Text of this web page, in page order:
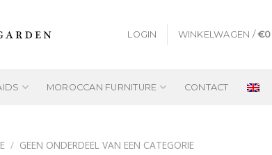
LOGIN WINKELWAGEN /€
MOROCCAN FURNITURE CONTACT
/ GEEN ONDERDEEL VAN EEN CATEGORIE